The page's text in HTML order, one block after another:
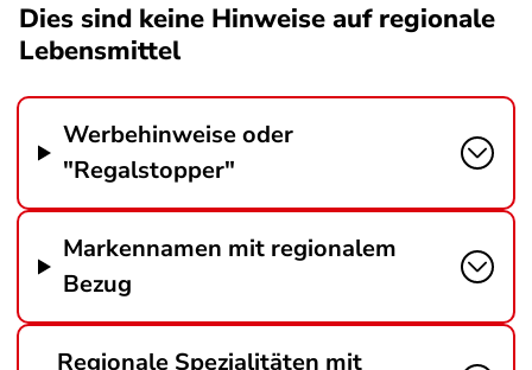
Dies sind keine Hinweise auf regionale
Lebensmittel
Werbehinweise oder
"Regalstopper"
Markennamen mit regionalem
Bezug
Regionale Spezialitäten mit